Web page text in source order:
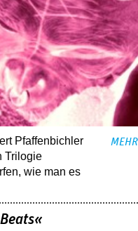
Pfaffenbichler
Trilogie
wie man es
MEHR